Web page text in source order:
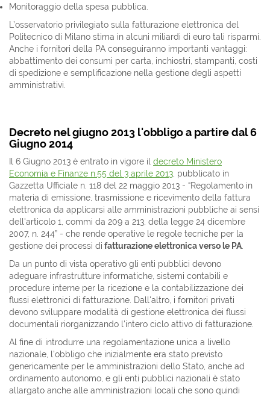
Monitoraggio della spesa pubblica.
L’osservatorio privilegiato sulla fatturazione elettronica del
Politecnico di Milano stima in alcuni miliardi di euro tali risparmi.
Anche i fornitori della PA conseguiranno importanti vantaggi:
abbattimento dei consumi per carta, inchiostri, stampanti, costi
di spedizione e semplificazione nella gestione degli aspetti
amministrativi.
Decreto nel giugno 2013 l'obbligo a partire dal 6
Giugno 2014
Il 6 Giugno 2013 è entrato in vigore il decreto Ministero
Economia e Finanze n.55 del 3 aprile 2013 , pubblicato in
Gazzetta Ufficiale n. 118 del 22 maggio 2013 - “Regolamento in
materia di emissione, trasmissione e ricevimento della fattura
elettronica da applicarsi alle amministrazioni pubbliche ai sensi
dell'articolo 1, commi da 209 a 213, della legge 24 dicembre
2007, n. 244” - che rende operative le regole tecniche per la
gestione dei processi di fatturazione elettronica verso le PA
Da un punto di vista operativo gli enti pubblici devono
adeguare infrastrutture informatiche, sistemi contabili e
procedure interne per la ricezione e la contabilizzazione dei
flussi elettronici di fatturazione. Dall'altro, i fornitori privati
devono sviluppare modalità di gestione elettronica dei flussi
documentali riorganizzando l'intero ciclo attivo di fatturazione.
Al fine di introdurre una regolamentazione unica a livello
nazionale, l'obbligo che inizialmente era stato previsto
genericamente per le amministrazioni dello Stato, anche ad
ordinamento autonomo, e gli enti pubblici nazionali è stato
allargato anche alle amministrazioni locali che sono quindi